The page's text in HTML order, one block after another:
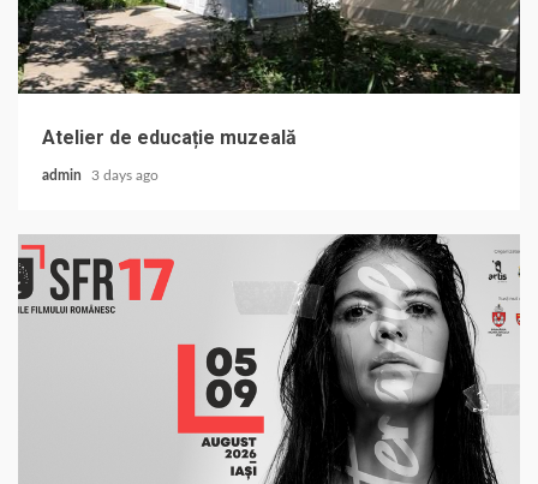
Atelier de educație muzeală
admin 3 days ago